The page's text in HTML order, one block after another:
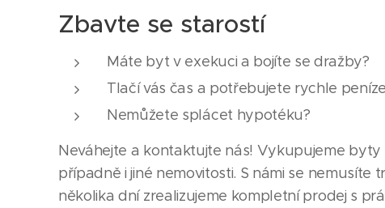
Zbavte se starostí
Máte byt v exekuci a bojíte se dražby?
Tlačí vás čas a potřebujete rychle
Nemůžete splácet hypotéku?
Neváhejte a kontaktujte nás! Vykupujeme byty
případně i jiné nemovitosti. S námi se nemusíte
několika dní zrealizujeme kompletní prodej s